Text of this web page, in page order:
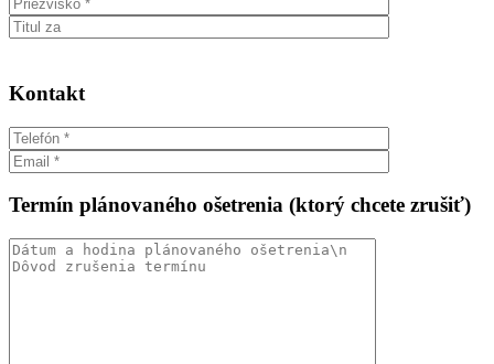
Kontakt
Termín plánovaného ošetrenia (ktorý chcete zrušiť)